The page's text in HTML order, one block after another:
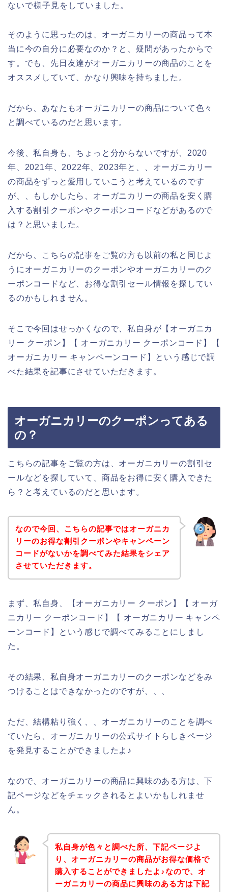
ないで様子見をしていました。
そのように思ったのは、オーガニカリーの商品って本
当に今の自分に必要なのか？と、疑問があったからで
す。でも、先日友達がオーガニカリーの商品のことを
オススメしていて、かなり興味を持ちました。
だから、あなたもオーガニカリーの商品について色々
と調べているのだと思います。
今後、私自身も、ちょっと分からないですが、2020
年、2021年、2022年、2023年と、、オーガニカリー
の商品をずっと愛用していこうと考えているのです
が、、もしかしたら、オーガニカリーの商品を安く購
入する割引クーポンやクーポンコードなどがあるので
は？と思いました。
だから、こちらの記事をご覧の方も以前の私と同じよ
うにオーガニカリーのクーポンやオーガニカリーのク
ーポンコードなど、お得な割引セール情報を探してい
るのかもしれません。
そこで今回はせっかくなので、私自身が【オーガニカ
リー クーポン】【 オーガニカリー クーポンコード】【
オーガニカリー キャンペーンコード】という感じで調
べた結果を記事にさせていただきます。
オーガニカリーのクーポンってある
の？
こちらの記事をご覧の方は、オーガニカリーの割引セ
ールなどを探していて、商品をお得に安く購入できた
ら？と考えているのだと思います。
なので今回、こちらの記事ではオーガニカ
リーのお得な割引クーポンやキャンペーン
コードがないかを調べてみた結果をシェア
させていただきます。
まず、私自身、【オーガニカリー クーポン】【 オーガ
ニカリー クーポンコード】【 オーガニカリー キャンペ
ーンコード】という感じで調べてみることにしまし
た。
その結果、私自身オーガニカリーのクーポンなどをみ
つけることはできなかったのですが、、、
ただ、結構粘り強く、、オーガニカリーのことを調べ
ていたら、オーガニカリーの公式サイトらしきページ
を発見することができましたよ♪
なので、オーガニカリーの商品に興味のある方は、下
記ページなどをチェックされるとよいかもしれませ
ん。
私自身が色々と調べた所、下記ページよ
り、オーガニカリーの商品がお得な価格で
購入することができましたよ♪なので、オ
ーガニカリーの商品に興味のある方は下記